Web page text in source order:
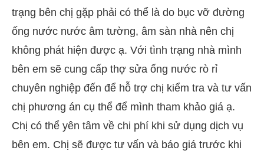
trạng bên chị gặp phải có thể là do bục vỡ đường
ống nước nước âm tường, âm sàn nhà nên chị
không phát hiện được ạ. Với tình trạng nhà mình
bên em sẽ cung cấp thợ sửa ống nước rò rỉ
chuyên nghiệp đến để hỗ trợ chị kiểm tra và tư vấn
chị phương án cụ thể để mình tham khảo giá ạ.
Chị có thể yên tâm về chi phí khi sử dụng dịch vụ
bên em. Chị sẽ được tư vấn và báo giá trước khi